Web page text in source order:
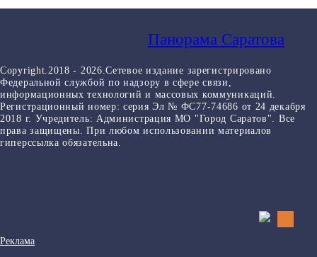
Панорама Саратова
Copyright.2018 - 2026.Сетевое издание зарегистрировано
Федеральной службой по надзору в сфере связи,
информационных технологий и массовых коммуникаций.
Регистрационный номер: серия Эл № ФС77-74686 от 24 декабря
2018 г. Учредитель: Администрация МО "Город Саратов". Все
права защищены. При любом использовании материалов
гиперссылка обязательна.
Реклама